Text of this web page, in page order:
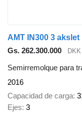
AMT IN300 3
Gs. 262.300.000
Semirremolque para
2016
Capacidad de carga
Ejes 3